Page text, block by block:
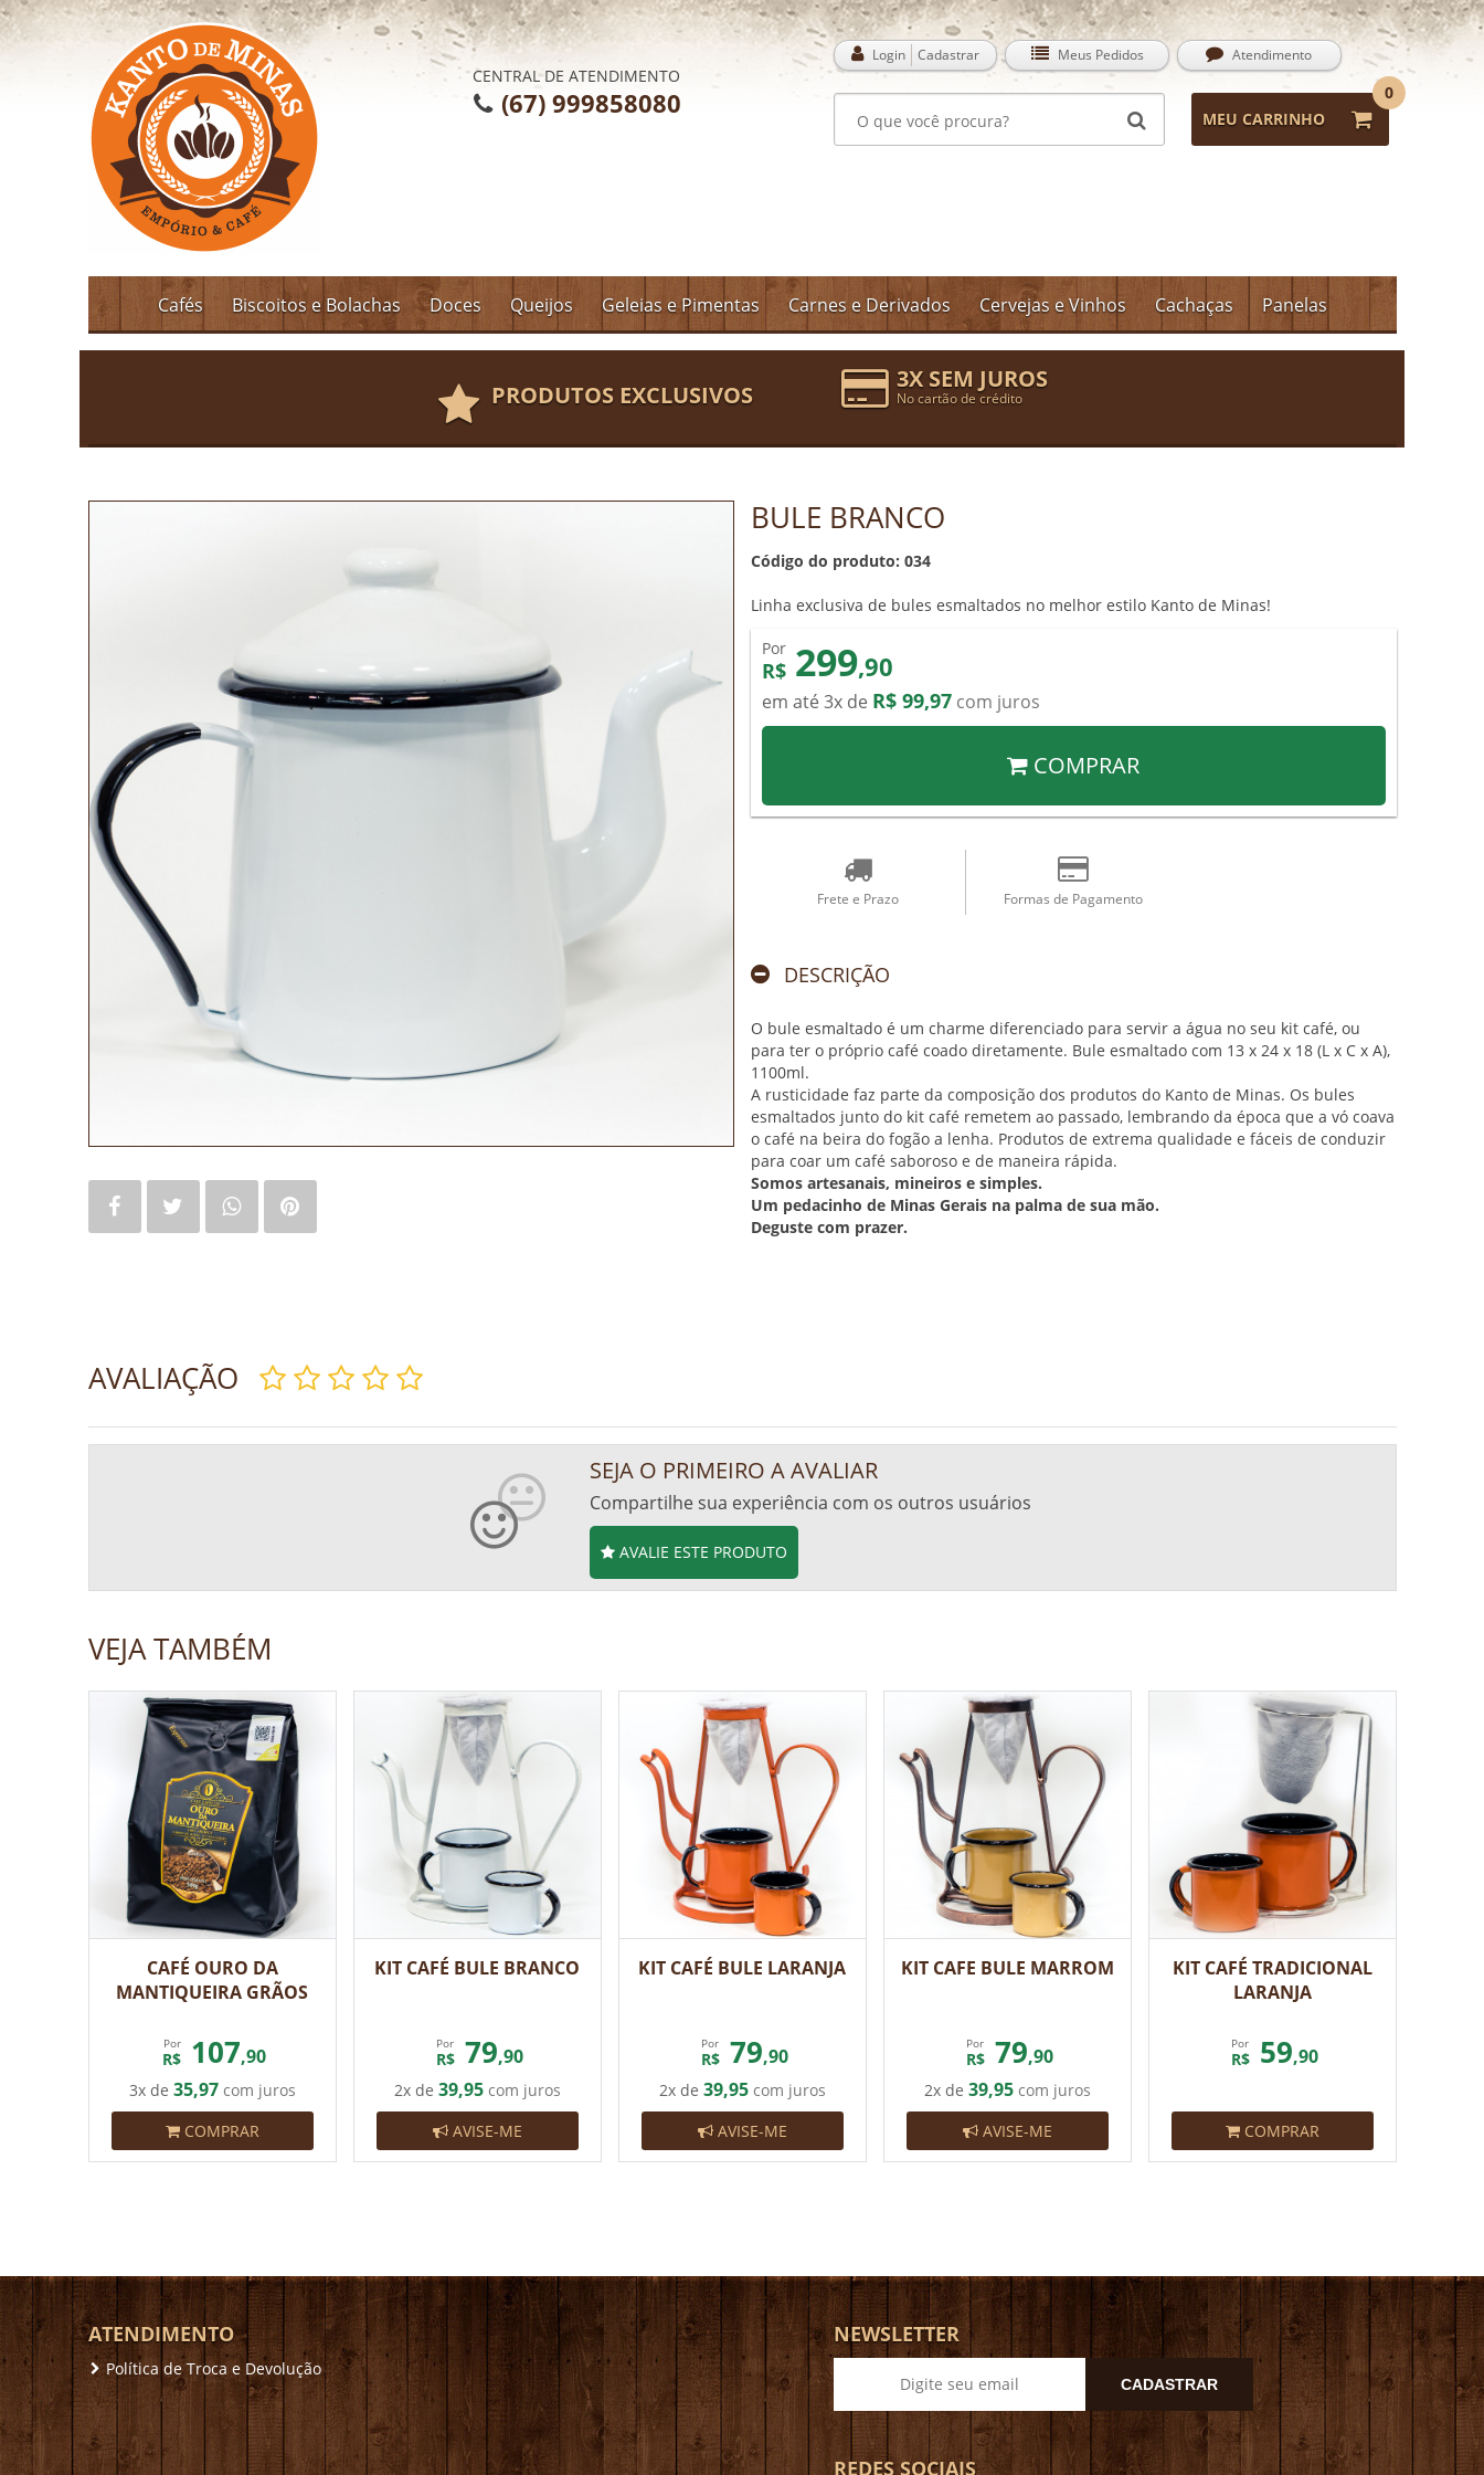
CENTRAL DE ATENDIMENTO
(67) 999858080
Login Cadastrar Meus Pedidos Atendimento
MEU CARRINHO
0
Cafés Biscoitos e Bolachas Doces Queijos Geleias e Pimentas Carnes e Derivados Cervejas e Vinhos Cachaças Panelas
PRODUTOS EXCLUSIVOS
3X SEM JUROS
No cartão de crédito
BULE BRANCO
Código do produto: 034
Linha exclusiva de bules esmaltados no melhor estilo Kanto de Minas!
Por
R$ 299,90
em até 3x de R$ 99,97 com juros
COMPRAR
Frete e Prazo Formas de Pagamento
DESCRIÇÃO
O bule esmaltado é um charme diferenciado para servir a água no seu kit café, ou
para ter o próprio café coado diretamente. Bule esmaltado com 13 x 24 x 18 (L x C x A),
1100ml.
A rusticidade faz parte da composição dos produtos do Kanto de Minas. Os bules
esmaltados junto do kit café remetem ao passado, lembrando da época que a vó coava
o café na beira do fogão a lenha. Produtos de extrema qualidade e fáceis de conduzir
para coar um café saboroso e de maneira rápida.
Somos artesanais, mineiros e simples.
Um pedacinho de Minas Gerais na palma de sua mão.
Deguste com prazer.
AVALIAÇÃO
SEJA O PRIMEIRO A AVALIAR
Compartilhe sua experiência com os outros usuários
AVALIE ESTE PRODUTO
VEJA TAMBÉM
CAFÉ OURO DA
MANTIQUEIRA GRÃOS
Por
R$ 107,90
3x de 35,97com juros
COMPRAR
KIT CAFÉ BULE BRANCO
Por
R$ 79,90
2x de 39,95com juros
AVISE-ME
KIT CAFÉ BULE LARANJA
Por
R$ 79,90
2x de 39,95com juros
AVISE-ME
KIT CAFE BULE MARROM
Por
R$ 79,90
2x de 39,95com juros
AVISE-ME
KIT CAFÉ TRADICIONAL
LARANJA
Por
R$ 59,90
COMPRAR
ATENDIMENTO
Política de Troca e Devolução
NEWSLETTER
CADASTRAR
REDES SOCIAIS